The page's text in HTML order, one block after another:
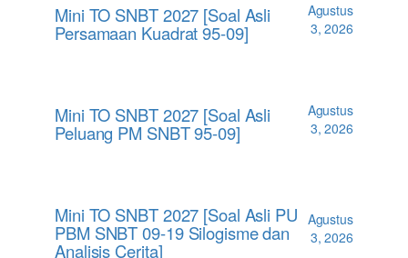
Mini TO SNBT 2027 [Soal Asli
Persamaan Kuadrat 95-09]
Agustus
3, 2026
Mini TO SNBT 2027 [Soal Asli
Peluang PM SNBT 95-09]
Agustus
3, 2026
Mini TO SNBT 2027 [Soal Asli PU
PBM SNBT 09-19 Silogisme dan
Analisis Cerita]
Agustus
3, 2026